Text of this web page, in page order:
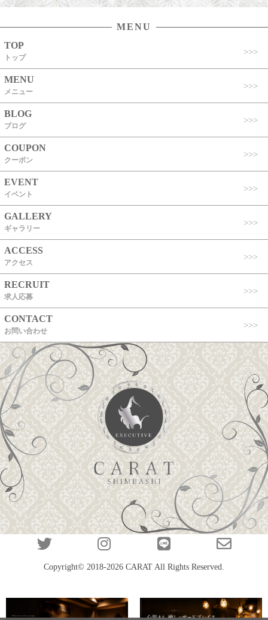
MENU
TOP
トップ
MENU
メニュー
BLOG
ブログ
COUPON
クーポン
EVENT
イベント
GALLERY
ギャラリー
ACCESS
アクセス
RECRUIT
求人応募
CONTACT
お問い合わせ
Copyright© 2018-2026 CARAT All Rights Reserved.